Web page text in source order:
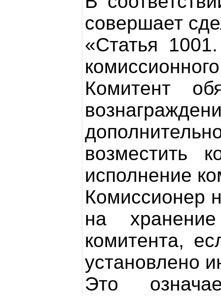
совершает
«Статья
Комитент
возместить
исполнение
Комиссионер
на
комитента,
установлено
Это